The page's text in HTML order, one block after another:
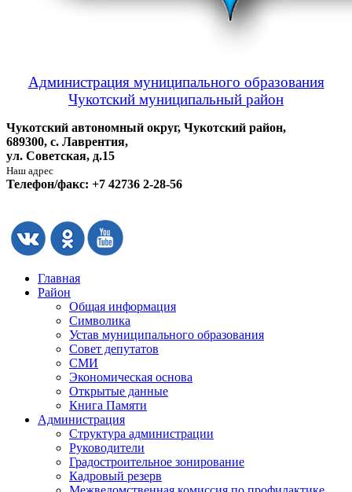
Администрация муниципального образования
Чукотский муниципальный район
Чукотский автономный округ, Чукотский район,
689300, с. Лаврентия,
ул. Советская, д.15
Наш адрес
Телефон/факс: +7 42736 2-28-56
Главная
Район
Общая информация
Символика
Устав муниципального образования
Совет депутатов
СМИ
Экономическая основа
Открытые данные
Книга Памяти
Администрация
Структура администрации
Руководители
Градостроительное зонирование
Кадровый резерв